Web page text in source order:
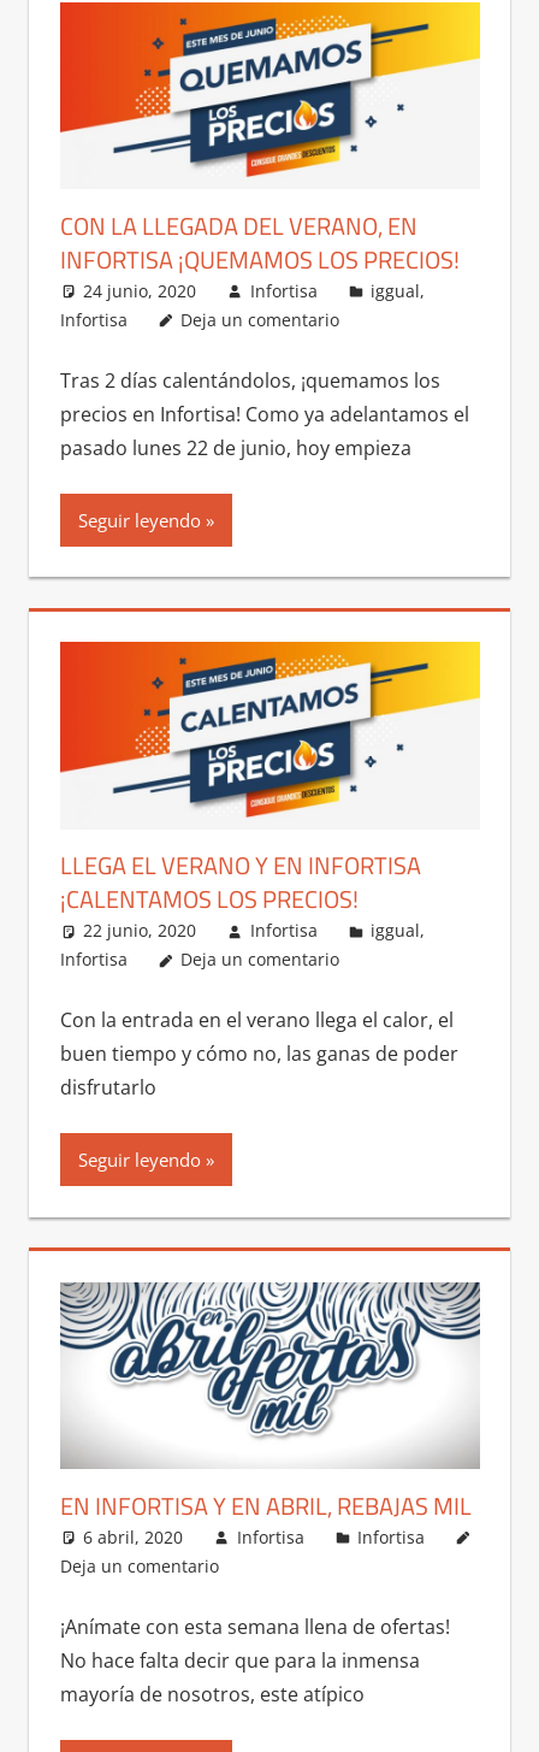
CON LA LLEGADA DEL VERANO, EN
INFORTISA ¡QUEMAMOS LOS PRECIOS!
24 junio, 2020 Infortisa iggual,
Infortisa
Deja un comentario
Tras 2 días calentándolos, ¡quemamos los
precios en Infortisa! Como ya adelantamos el
pasado lunes 22 de junio, hoy empieza
Seguir leyendo
LLEGA EL VERANO Y EN INFORTISA
¡CALENTAMOS LOS PRECIOS!
22 junio, 2020 Infortisa iggual,
Infortisa
Deja un comentario
Con la entrada en el verano llega el calor, el
buen tiempo y cómo no, las ganas de poder
disfrutarlo
Seguir leyendo
EN INFORTISA Y EN ABRIL, REBAJAS MIL
6 abril, 2020 Infortisa
Infortisa
Deja un comentario
¡Anímate con esta semana llena de ofertas!
No hace falta decir que para la inmensa
mayoría de nosotros, este atípico